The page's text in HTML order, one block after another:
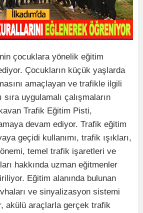
çocuklara yönelik eğitim
Çocukların küçük yaşlarda
amaçlayan ve trafikle ilgili
uygulamalı çalışmaların
Trafik Eğitim Pisti,
devam ediyor. Trafik eğitim
geçidi kullanımı, trafik ışıkları,
temel trafik işaretleri ve
hakkında uzman eğitmenler
Eğitim alanında bulunan
ve sinyalizasyon sistemi
akülü araçlarla gerçek trafik